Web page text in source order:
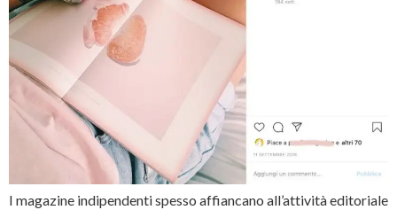
I magazine indipendenti spesso affiancano all’attività editoriale